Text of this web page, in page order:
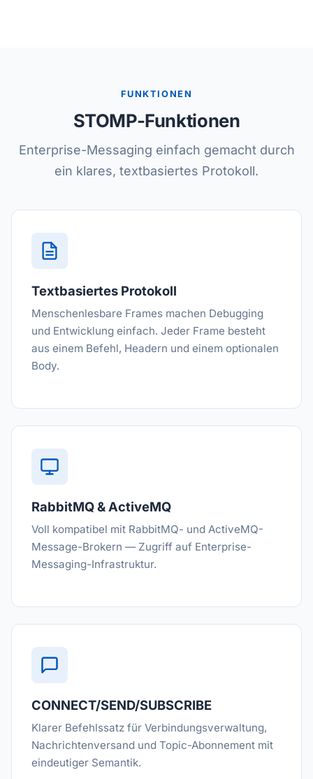
FUNKTIONEN
STOMP-Funktionen
Enterprise-Messaging einfach gemacht durch
ein klares, textbasiertes Protokoll.
Textbasiertes Protokoll
Menschenlesbare Frames machen Debugging
und Entwicklung einfach. Jeder Frame besteht
aus einem Befehl, Headern und einem optionalen
Body.
RabbitMQ & ActiveMQ
Voll kompatibel mit RabbitMQ- und ActiveMQ-
Message-Brokern — Zugriff auf Enterprise-
Messaging-Infrastruktur.
CONNECT/SEND/SUBSCRIBE
Klarer Befehlssatz für Verbindungsverwaltung,
Nachrichtenversand und Topic-Abonnement mit
eindeutiger Semantik.